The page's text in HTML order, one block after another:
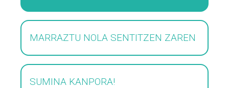
MARRAZTU NOLA SENTITZEN ZAREN
SUMINA KANPORA!